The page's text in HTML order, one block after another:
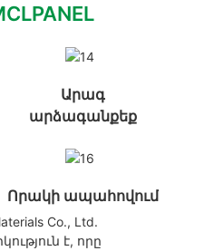
Արագ
արձագանքեք
Որակի ապահովում
Co., Ltd.
է, որը